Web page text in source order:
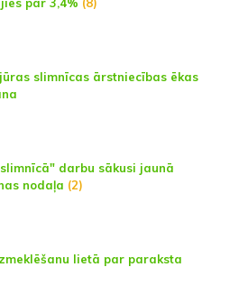
slimnīcas ārstniecības ēkas
darbu sākusi jaunā
nodaļa (2)
lietā par paraksta